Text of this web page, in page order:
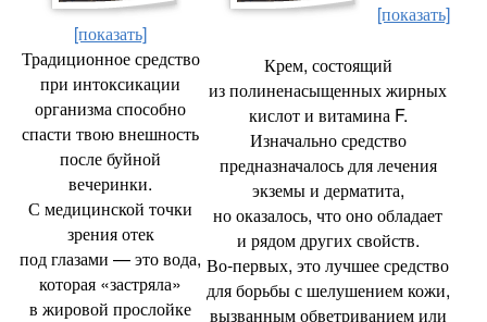
[показать]
Традиционное средство
при интоксикации
организма способно
спасти твою внешность
после буйной
вечеринки.
С медицинской точки
зрения отек
под глазами — это вода,
которая «застряла»
в жировой прослойке
[показать]
Крем, состоящий
из полиненасыщенных жирных
кислот и витамина F.
Изначально средство
предназначалось для лечения
экземы и дерматита,
но оказалось, что оно обладает
и рядом других свойств.
Во‑первых, это лучшее средство
для борьбы с шелушением кожи,
вызванным обветриванием или